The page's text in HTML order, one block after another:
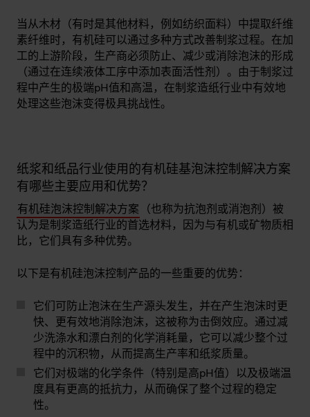
当从木材（有时是其他材料，例如纺织面料）中提取纤维
素纤维时，有机硅可以通过多种方式改善制浆过程。在加
工的上游阶段，生产商必须防止、减少或消除泡沫的形成
（通过在连续液体工序中添加表面活性剂）。由于制浆过
程中产生的极端pH值和高温，在制浆造纸行业中有效地
处理这些泡沫变得极具挑战性。
纸浆和纸品行业使用的有机硅基泡沫控制解决方案
有哪些主要应用和优势？
有机硅泡沫控制解决方案 （也称为抗泡剂或消泡剂）被
认为是制浆造纸行业的首选材料，因为与有机或矿物质相
比，它们具有多种优势。
以下是有机硅泡沫控制产品的一些重要的优势：
它们可防止泡沫在生产源头发生，并在产生泡沫时更
快、更有效地消除泡沫，这被称为击倒效应。通过减
少洗涤水和漂白剂的化学消耗量，它可以减少整个过
程中的沉积物，从而提高生产率和纸浆质量。
它们对极端的化学条件（特别是高pH值）以及极端温
度具有更高的抵抗力，从而确保了整个过程的稳定
性。